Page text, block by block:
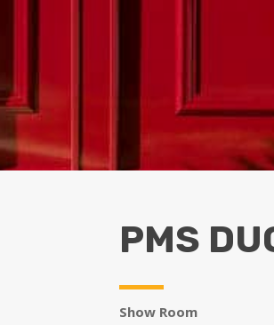
PMS
Show Room